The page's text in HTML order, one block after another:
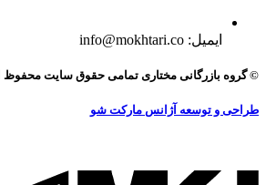
ایمیل: info@mokhtari.co
© گروه بازرگانی مختاری تمامی حقوق سایت
طراحی و توسعه آژانس مارکت شو